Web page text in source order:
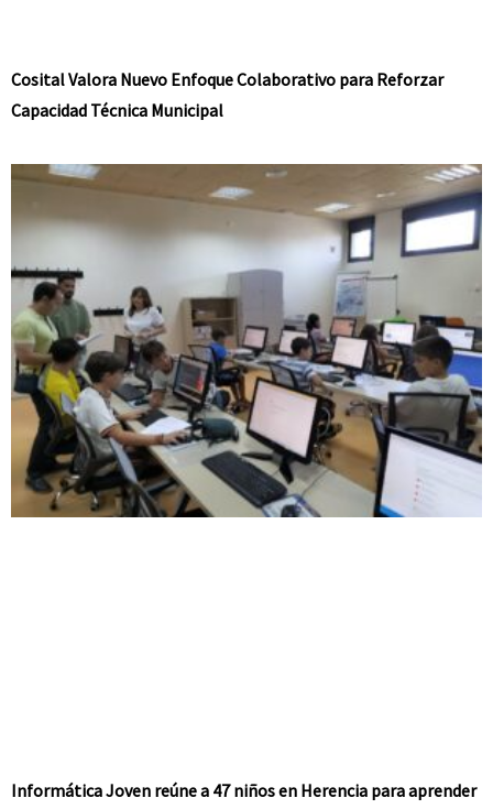
Cosital Valora Nuevo Enfoque Colaborativo para Reforzar
Capacidad Técnica Municipal
Informática Joven reúne a 47 niños en Herencia para aprender